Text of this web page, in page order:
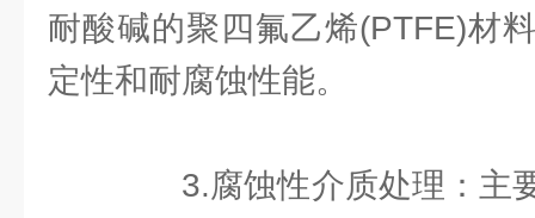
耐酸碱的聚四氟乙烯(PTFE)材
定性和耐腐蚀性能。
3.腐蚀性介质处理：主